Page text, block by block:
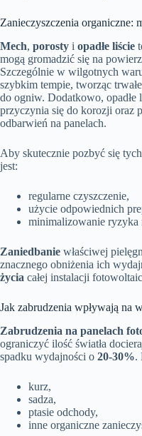
Zanieczyszczenia organiczne:
Mech, porosty i opadłe liście
mogą gromadzić się na
Szczególnie w wilgotnych
szybkim tempie, tworząc
do ogniw. Dodatkowo,
przyczynia się do korozji oraz
odbarwień na panelach.
Aby skutecznie pozbyć się
jest:
regularne czyszczenie,
użycie odpowiednich
minimalizowanie ryzyka
Zaniedbanie właściwej
znacznego obniżenia ich
życia całej instalacji
Jak zabrudzenia wpływają na
Zabrudzenia na panelach
ograniczyć ilość światła
spadku wydajności o 20-30%.
kurz,
sadza,
ptasie odchody,
inne organiczne